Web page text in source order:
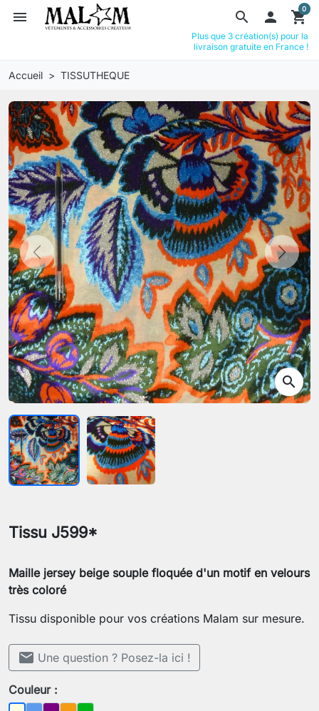
search
menu  shopping_cart
0
Plus que 3 création(s) pour la
livraison gratuite en France !
Accueil TISSUTHEQUE
Previous Next
search
Tissu J599*
Maille jersey beige souple floquée d'un motif en velours
très coloré
Tissu disponible pour vos créations Malam sur mesure.
mail Une question ? Posez-la ici !
Couleur :
Beige
BleuVioletOrange
Vert